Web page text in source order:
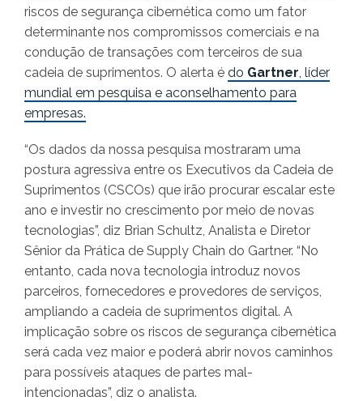
riscos de segurança cibernética como um fator
determinante nos compromissos comerciais e na
condução de transações com terceiros de sua
cadeia de suprimentos. O alerta é do Gartner , líder
mundial em pesquisa e aconselhamento para
empresas.
“Os dados da nossa pesquisa mostraram uma
postura agressiva entre os Executivos da Cadeia de
Suprimentos (CSCOs) que irão procurar escalar este
ano e investir no crescimento por meio de novas
tecnologias”, diz Brian Schultz, Analista e Diretor
Sênior da Prática de Supply Chain do Gartner. “No
entanto, cada nova tecnologia introduz novos
parceiros, fornecedores e provedores de serviços,
ampliando a cadeia de suprimentos digital. A
implicação sobre os riscos de segurança cibernética
será cada vez maior e poderá abrir novos caminhos
para possíveis ataques de partes mal-
intencionadas”, diz o analista.